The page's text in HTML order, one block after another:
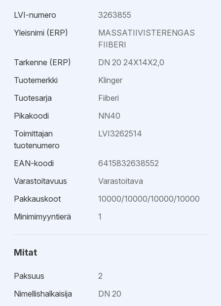
LVI-numero
3263855
Yleisnimi (ERP)
MASSATIIVISTERENGAS
FIIBERI
Tarkenne (ERP)
DN 20 24X14X2,0
Tuotemerkki
Klinger
Tuotesarja
Fiiberi
Pikakoodi
NN40
Toimittajan
tuotenumero
LVI3262514
EAN-koodi
6415832638552
Varastoitavuus
Varastoitava
Pakkauskoot
10000/10000/10000/10000
Minimimyyntierä
1
Mitat
Paksuus
2
Nimellishalkaisija
DN 20